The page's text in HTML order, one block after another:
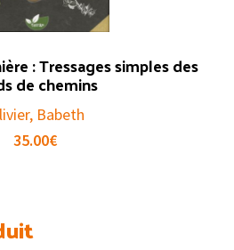
: Tressages simples des
de chemins
Babeth
35.00€